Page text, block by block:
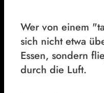
Wer von einem
sich nicht etwa
Essen, sondern
durch die Luft.